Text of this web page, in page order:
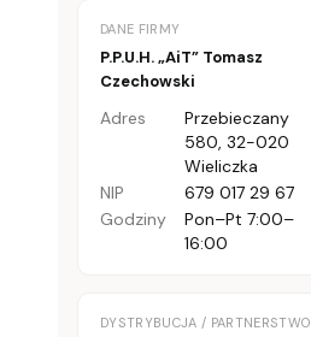
DANE FIRMY
P.P.U.H. „AiT” Tomasz
Czechowski
Adres
Przebieczany
580, 32-020
Wieliczka
NIP
679 017 29 67
Godziny
Pon–Pt 7:00–
16:00
DYSTRYBUCJA / PARTNERSTWO